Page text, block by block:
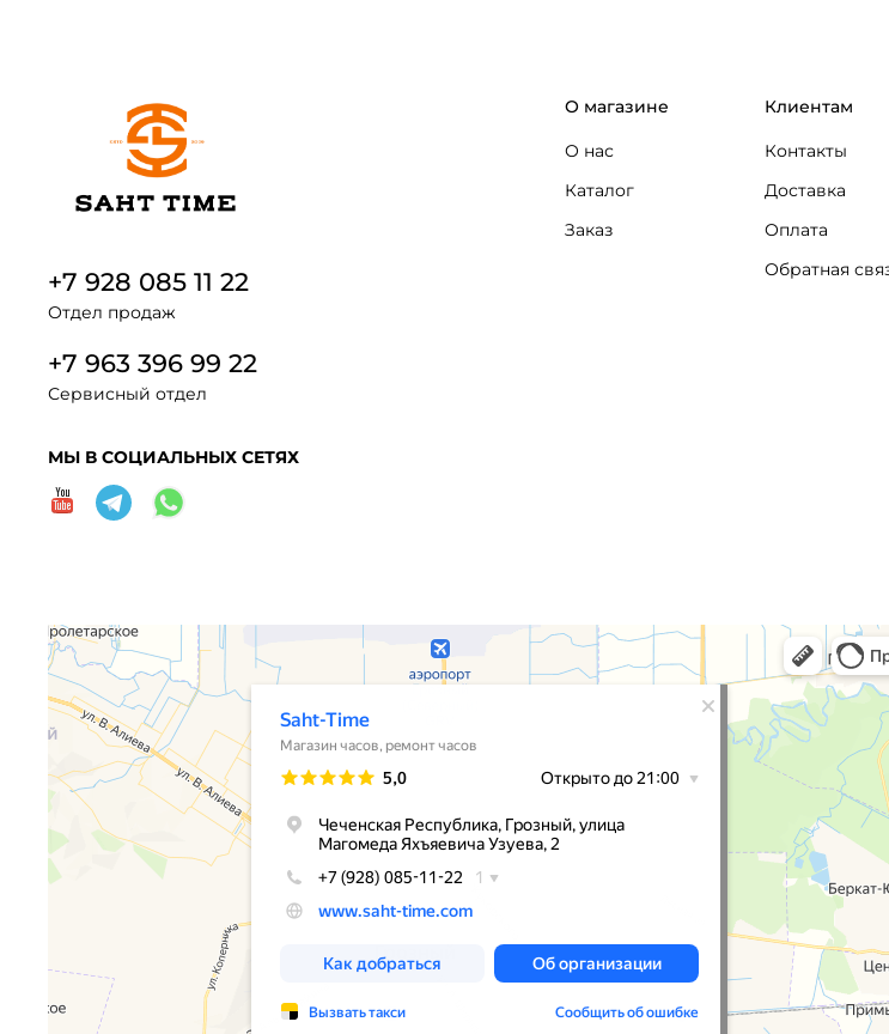
О магазине
О нас
Каталог
Заказ
Клиентам
Контакты
Доставка
Оплата
Обратная
+7 928 085 11 22
Отдел продаж
+7 963 396 99 22
Сервисный отдел
МЫ В СОЦИАЛЬНЫХ СЕТЯХ